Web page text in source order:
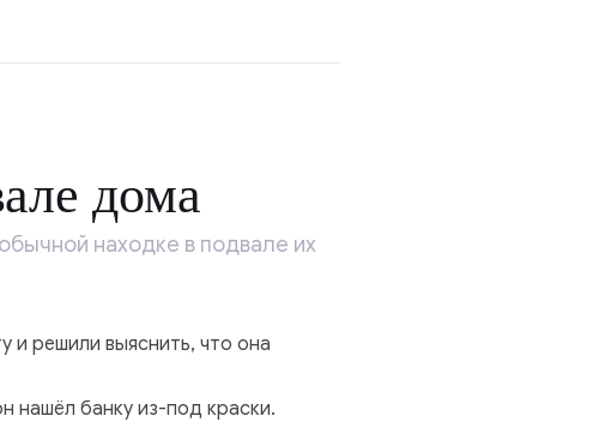
дома
находке в подвале их
решили выяснить, что она
нашёл банку из-под краски.